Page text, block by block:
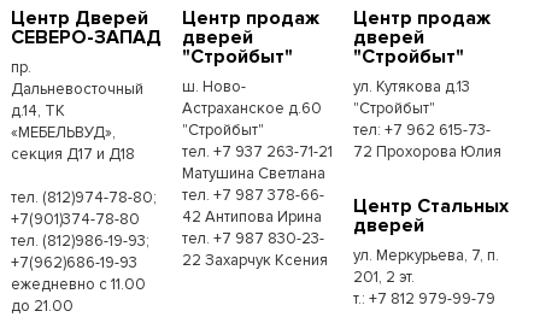
Центр Дверей
СЕВЕРО-ЗАПАД
пр.
Дальневосточный
д.14, ТК
«МЕБЕЛЬВУД»,
секция Д17 и Д18
тел. (812)974-78-80;
+7(901)374-78-80
тел. (812)986-19-93;
+7(962)686-19-93
ежедневно с 11.00
до 21.00
Центр продаж
дверей
"Стройбыт"
ш. Ново-
Астраханское д.60
"Стройбыт"
тел. +7 937 263-71-21
Матушина Светлана
тел. +7 987 378-66-
42 Антипова Ирина
тел. +7 987 830-23-
22 Захарчук Ксения
Центр продаж
дверей
"Стройбыт"
ул. Кутякова д.13
"Стройбыт"
тел: +7 962 615-73-
72 Прохорова Юлия
Центр Стальных
дверей
ул. Меркурьева, 7, п.
201, 2 эт.
т.: +7 812 979-99-79